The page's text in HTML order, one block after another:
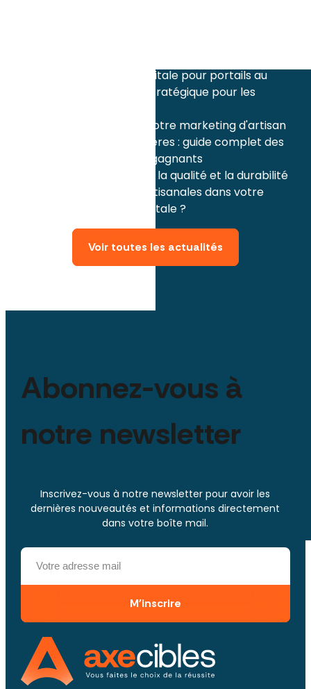
Communication digitale pour portails au
printemps : guide stratégique pour les
Comment réussir votre marketing d'artisan
pour la Fête des mères : guide complet des
contenus et posts gagnants
Comment valoriser la qualité et la durabilité
de vos créations artisanales dans votre
communication digitale ?
Voir toutes les actualités
Abonnez-vous à
notre newsletter
Inscrivez-vous à notre newsletter pour avoir les
dernières nouveautés et informations directement
dans votre boîte mail.
M'inscrire